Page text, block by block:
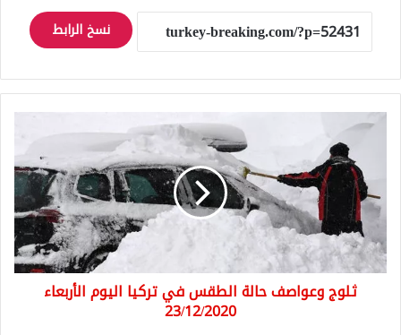
نسخ الرابط
ثلوج
وعواصف
الطقس
في
تركيا
اليوم
الأربعاء
23/12/2020
ثلوج وعواصف حالة الطقس في تركيا اليوم الأربعاء
23/12/2020